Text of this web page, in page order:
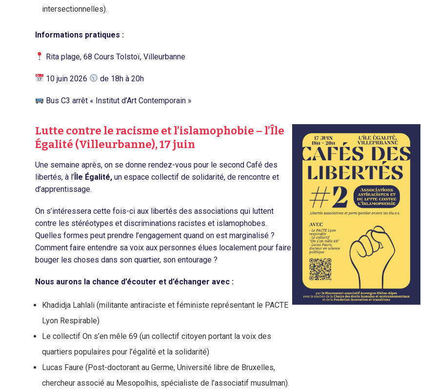
intersectionnelles).
Informations pratiques :
Rita plage, 68 Cours Tolstoï, Villeurbanne
10 juin 2026 de 18h à 20h
Bus C3 ​arrêt « Institut d’Art Contemporain »
Lutte contre le racisme et l’islamophobie – l’Île
Égalité (Villeurbanne), 17 juin
Une semaine après, on se donne rendez-vous pour le second Café des
libertés, à l’Île Égalité, un espace collectif de solidarité, de rencontre et
d’apprentissage.
On s’intéressera cette fois-ci aux libertés des associations qui luttent
contre les stéréotypes et discriminations racistes et islamophobes.
Quelles formes peut prendre l’engagement quand on est marginalisé ?
Comment faire entendre sa voix aux personnes élues localement pour faire
bouger les choses dans son quartier, son entourage ?
Nous aurons la chance d’écouter et d’échanger avec :
Khadidja Lahlali (militante antiraciste et féministe représentant le PACTE
Lyon Respirable)
Le collectif On s’en mêle 69 (un collectif citoyen portant la voix des
quartiers populaires pour l’égalité et la solidarité)
Lucas Faure (Post-doctorant au Germe, Université libre de Bruxelles,
chercheur associé au Mesopolhis, spécialiste de l’associatif musulman).